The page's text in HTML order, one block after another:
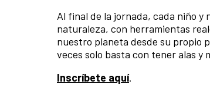
Al final de la jornada, cada niño y
naturaleza, con herramientas
nuestro planeta desde su propio
veces solo basta con tener alas y
Inscríbete aquí.